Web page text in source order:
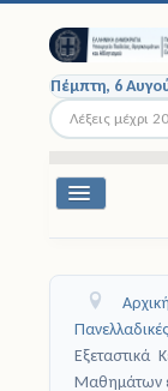
Πέμπτη, 6
Αναζήτηση...
Εναλλαγή
Σχολικές
Εκπαιδευτικοί
Αρχική
Εξεταστικά
Μαθημάτων